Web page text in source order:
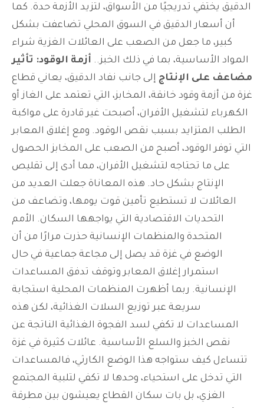
الدقيق يختفي تدريجيًا من الأسواق، لتزيد الأزمة حدة. كما
أن أسعار الدقيق في السوق المحلي تضاعفت بشكل
كبير، ما جعل من الصعب على العائلات الغزية شراء
المواد الأساسية، بما في ذلك الخبز.. أزمة الوقود: تأثير
مضاعف على الإنتاج إلى جانب نفاد الدقيق، يعاني قطاع
غزة من أزمة وقود خانقة، المخابز، التي تعتمد على الغاز أو
الكهرباء لتشغيل الأفران، أصبحت غير قادرة على مواكبة
الطلب المتزايد بسبب نقص الوقود. ومع إغلاق المعابر
التي توفر الوقود، أصبح من الصعب على المخابز الحصول
على ما تحتاجه لتشغيل الأفران، مما أدى إلى تقليص
الإنتاج بشكل حاد. هذه المعاناة جعلت العديد من
العائلات لا تستطيع تأمين قوت يومها، وتضاعف من
التحديات الاقتصادية التي يواجهها السكان. الأمم
المتحدة والمنظمات الإنسانية حذرت مرارًا من أن
الوضع في غزة قد يصل إلى مجاعة جماعية في حال
استمرار إغلاق المعابر وتوقف تدفق المساعدات
الإنسانية. ربما أظهرت المنظمات المحلية استجابة
سريعة عبر توزيع السلات الغذائية، لكن هذه
المساعدات لا تكفي لسد الفجوة الغذائية الناتجة عن
نقص الخبز والسلع الأساسية. عائلات كثيرة في غزة
تتساءل كيف ستواجه هذا الوضع الكارثي، فالمساعدات
التي تدخل على استحياء، وحدها لا تكفي لتلبية المجتمع
الغزي، بل بات سكان القطاع يعيشون بين مطرقة